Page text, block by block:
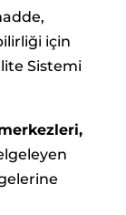
için
Sistemi